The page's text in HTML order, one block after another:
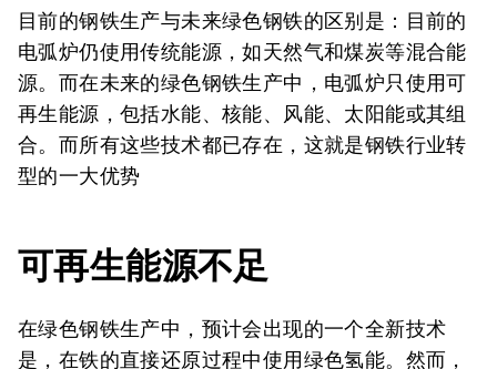
目前的钢铁生产与未来绿色钢铁的区别是：目前的
电弧炉仍使用传统能源，如天然气和煤炭等混合能
源。而在未来的绿色钢铁生产中，电弧炉只使用可
再生能源，包括水能、核能、风能、太阳能或其组
合。而所有这些技术都已存在，这就是钢铁行业转
型的一大优势
可再生能源不足
在绿色钢铁生产中，预计会出现的一个全新技术
是，在铁的直接还原过程中使用绿色氢能。然而，